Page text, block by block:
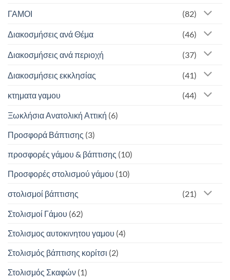
ΓΑΜΟΙ (82)
Διακοσμήσεις ανά Θέμα (46)
Διακοσμήσεις ανά περιοχή (37)
Διακοσμήσεις εκκλησίας (41)
κτηματα γαμου (44)
Ξωκλήσια Ανατολική Αττική (6)
Προσφορά Βάπτισης (3)
προσφορές γάμου & βάπτισης (10)
Προσφορές στολισμού γάμου (10)
στολισμοί βάπτισης (21)
Στολισμοί Γάμου (62)
Στολισμος αυτοκινητου γαμου (4)
Στολισμός βάπτισης κορίτσι (2)
Στολισμός Σκαφών (1)